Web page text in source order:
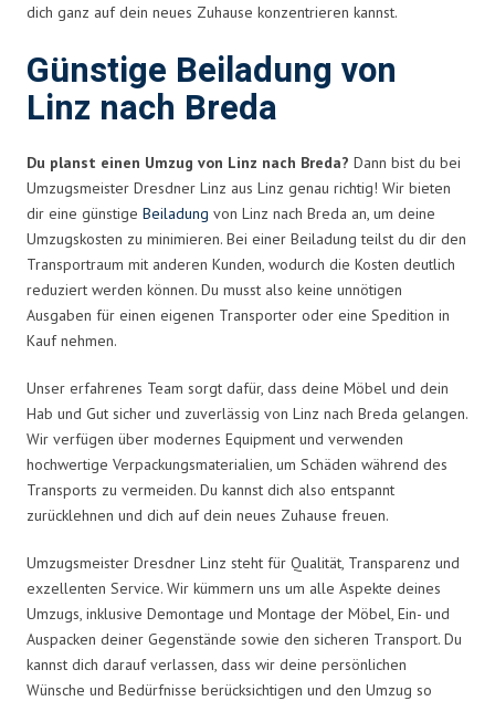
dich ganz auf dein neues Zuhause konzentrieren kannst.
Günstige Beiladung von
Linz nach Breda
Du planst einen Umzug von Linz nach Breda? Dann bist du bei
Umzugsmeister Dresdner Linz aus Linz genau richtig! Wir bieten
dir eine günstige Beiladung von Linz nach Breda an, um deine
Umzugskosten zu minimieren. Bei einer Beiladung teilst du dir den
Transportraum mit anderen Kunden, wodurch die Kosten deutlich
reduziert werden können. Du musst also keine unnötigen
Ausgaben für einen eigenen Transporter oder eine Spedition in
Kauf nehmen.
Unser erfahrenes Team sorgt dafür, dass deine Möbel und dein
Hab und Gut sicher und zuverlässig von Linz nach Breda gelangen.
Wir verfügen über modernes Equipment und verwenden
hochwertige Verpackungsmaterialien, um Schäden während des
Transports zu vermeiden. Du kannst dich also entspannt
zurücklehnen und dich auf dein neues Zuhause freuen.
Umzugsmeister Dresdner Linz steht für Qualität, Transparenz und
exzellenten Service. Wir kümmern uns um alle Aspekte deines
Umzugs, inklusive Demontage und Montage der Möbel, Ein- und
Auspacken deiner Gegenstände sowie den sicheren Transport. Du
kannst dich darauf verlassen, dass wir deine persönlichen
Wünsche und Bedürfnisse berücksichtigen und den Umzug so